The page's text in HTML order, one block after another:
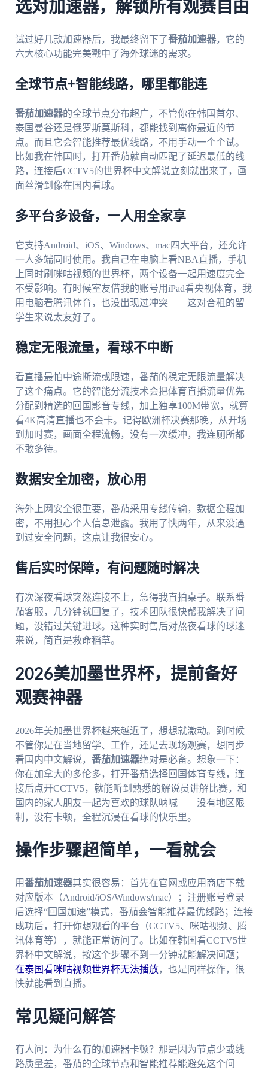
选对加速器，解锁所有观赛自由
试过好几款加速器后，我最终留下了番茄加速器，它的
六大核心功能完美戳中了海外球迷的需求。
全球节点+智能线路，哪里都能连
番茄加速器的全球节点分布超广，不管你在韩国首尔、
泰国曼谷还是俄罗斯莫斯科，都能找到离你最近的节
点。而且它会智能推荐最优线路，不用手动一个个试。
比如我在韩国时，打开番茄就自动匹配了延迟最低的线
路，连接后CCTV5的世界杯中文解说立刻就出来了，画
面丝滑到像在国内看球。
多平台多设备，一人用全家享
它支持Android、iOS、Windows、mac四大平台，还允许
一人多端同时使用。我自己在电脑上看NBA直播，手机
上同时刷咪咕视频的世界杯，两个设备一起用速度完全
不受影响。有时候室友借我的账号用iPad看央视体育，我
用电脑看腾讯体育，也没出现过冲突——这对合租的留
学生来说太友好了。
稳定无限流量，看球不中断
看直播最怕中途断流或限速，番茄的稳定无限流量解决
了这个痛点。它的智能分流技术会把体育直播流量优先
分配到精选的回国影音专线，加上独享100M带宽，就算
看4K高清直播也不会卡。记得欧洲杯决赛那晚，从开场
到加时赛，画面全程流畅，没有一次缓冲，我连厕所都
不敢多待。
数据安全加密，放心用
海外上网安全很重要，番茄采用专线传输，数据全程加
密，不用担心个人信息泄露。我用了快两年，从来没遇
到过安全问题，这点让我很安心。
售后实时保障，有问题随时解决
有次深夜看球突然连接不上，急得我直拍桌子。联系番
茄客服，几分钟就回复了，技术团队很快帮我解决了问
题，没错过关键进球。这种实时售后对熬夜看球的球迷
来说，简直是救命稻草。
2026美加墨世界杯，提前备好
观赛神器
2026年美加墨世界杯越来越近了，想想就激动。到时候
不管你是在当地留学、工作，还是去现场观赛，想同步
看国内中文解说， 番茄加速器绝对是必备。想象一下：
你在加拿大的多伦多，打开番茄选择回国体育专线，连
接后点开CCTV5，就能听到熟悉的解说员讲解比赛，和
国内的家人朋友一起为喜欢的球队呐喊——没有地区限
制，没有卡顿，全程沉浸在看球的快乐里。
操作步骤超简单，一看就会
用番茄加速器其实很容易：首先在官网或应用商店下载
对应版本（Android/iOS/Windows/mac）；注册账号登录
后选择“回国加速”模式，番茄会智能推荐最优线路；连接
成功后，打开你想观看的平台（CCTV5、咪咕视频、腾
讯体育等），就能正常访问了。比如在韩国看CCTV5世
界杯中文解说，按这个步骤不到一分钟就能解决问题；
在泰国看咪咕视频世界杯无法播放，也是同样操作，很
快就能看到直播。
常见疑问解答
有人问：为什么有的加速器卡顿？那是因为节点少或线
路质量差，番茄的全球节点和智能推荐能避免这个问